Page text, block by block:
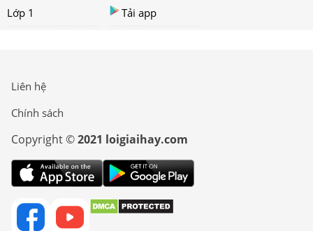
Lớp 1
Tải app
Liên hệ
Chính sách
Copyright ©2021 loigiaihay.com